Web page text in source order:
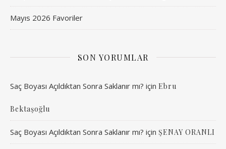
Mayıs 2026 Favoriler
SON YORUMLAR
Saç Boyası Açıldıktan Sonra Saklanır mı? için Ebru
Bektaşoğlu
Saç Boyası Açıldıktan Sonra Saklanır mı? için ŞENAY ORANLI